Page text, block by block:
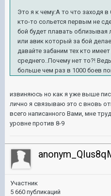
Это я к чему:А то что заходя
кто-то сольется первым не
бой будет плавать
или авик который за бой
давайте забаним тех кто
среднего..Почему нет то?!
больше чем раз в 1000 боев
извиняюсь но как я уже выше
лично я связываю это с вновь
всего написанного Вами, мне
уровне против 8-9
Участник
5 660 публикаций